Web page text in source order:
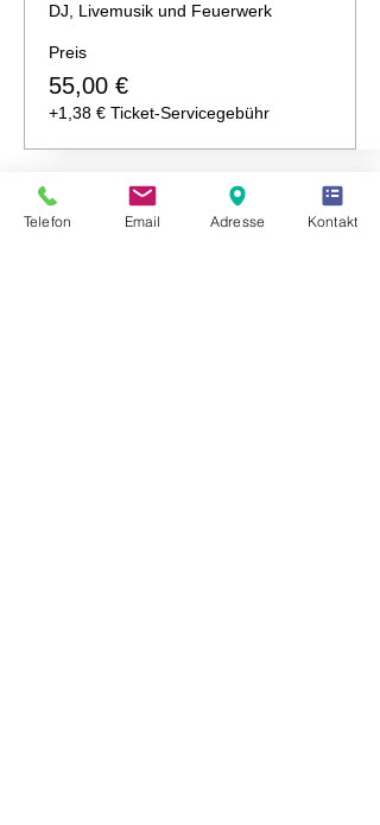
DJ, Livemusik und Feuerwerk
Preis
55,00 €
+1,38 € Ticket-Servicegebühr
Telefon Email Adresse Kontakt